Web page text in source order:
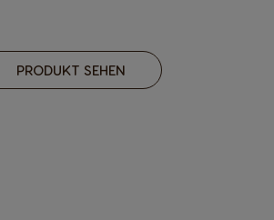
PRODUKT SEHEN